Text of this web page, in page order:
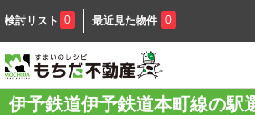
検討リスト 0 最近見た物件 0
伊予鉄道伊予鉄道本町線の駅